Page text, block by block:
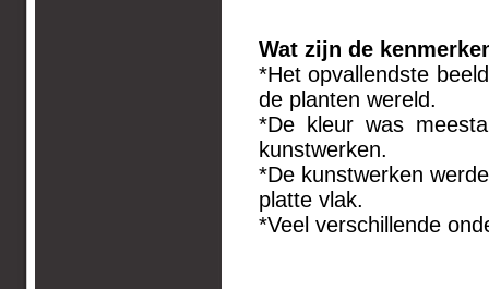
Wat zijn de
*Het opvallendste
de planten wereld.
*De kleur was
kunstwerken.
*De kunstwerken
platte vlak.
*Veel verschillende